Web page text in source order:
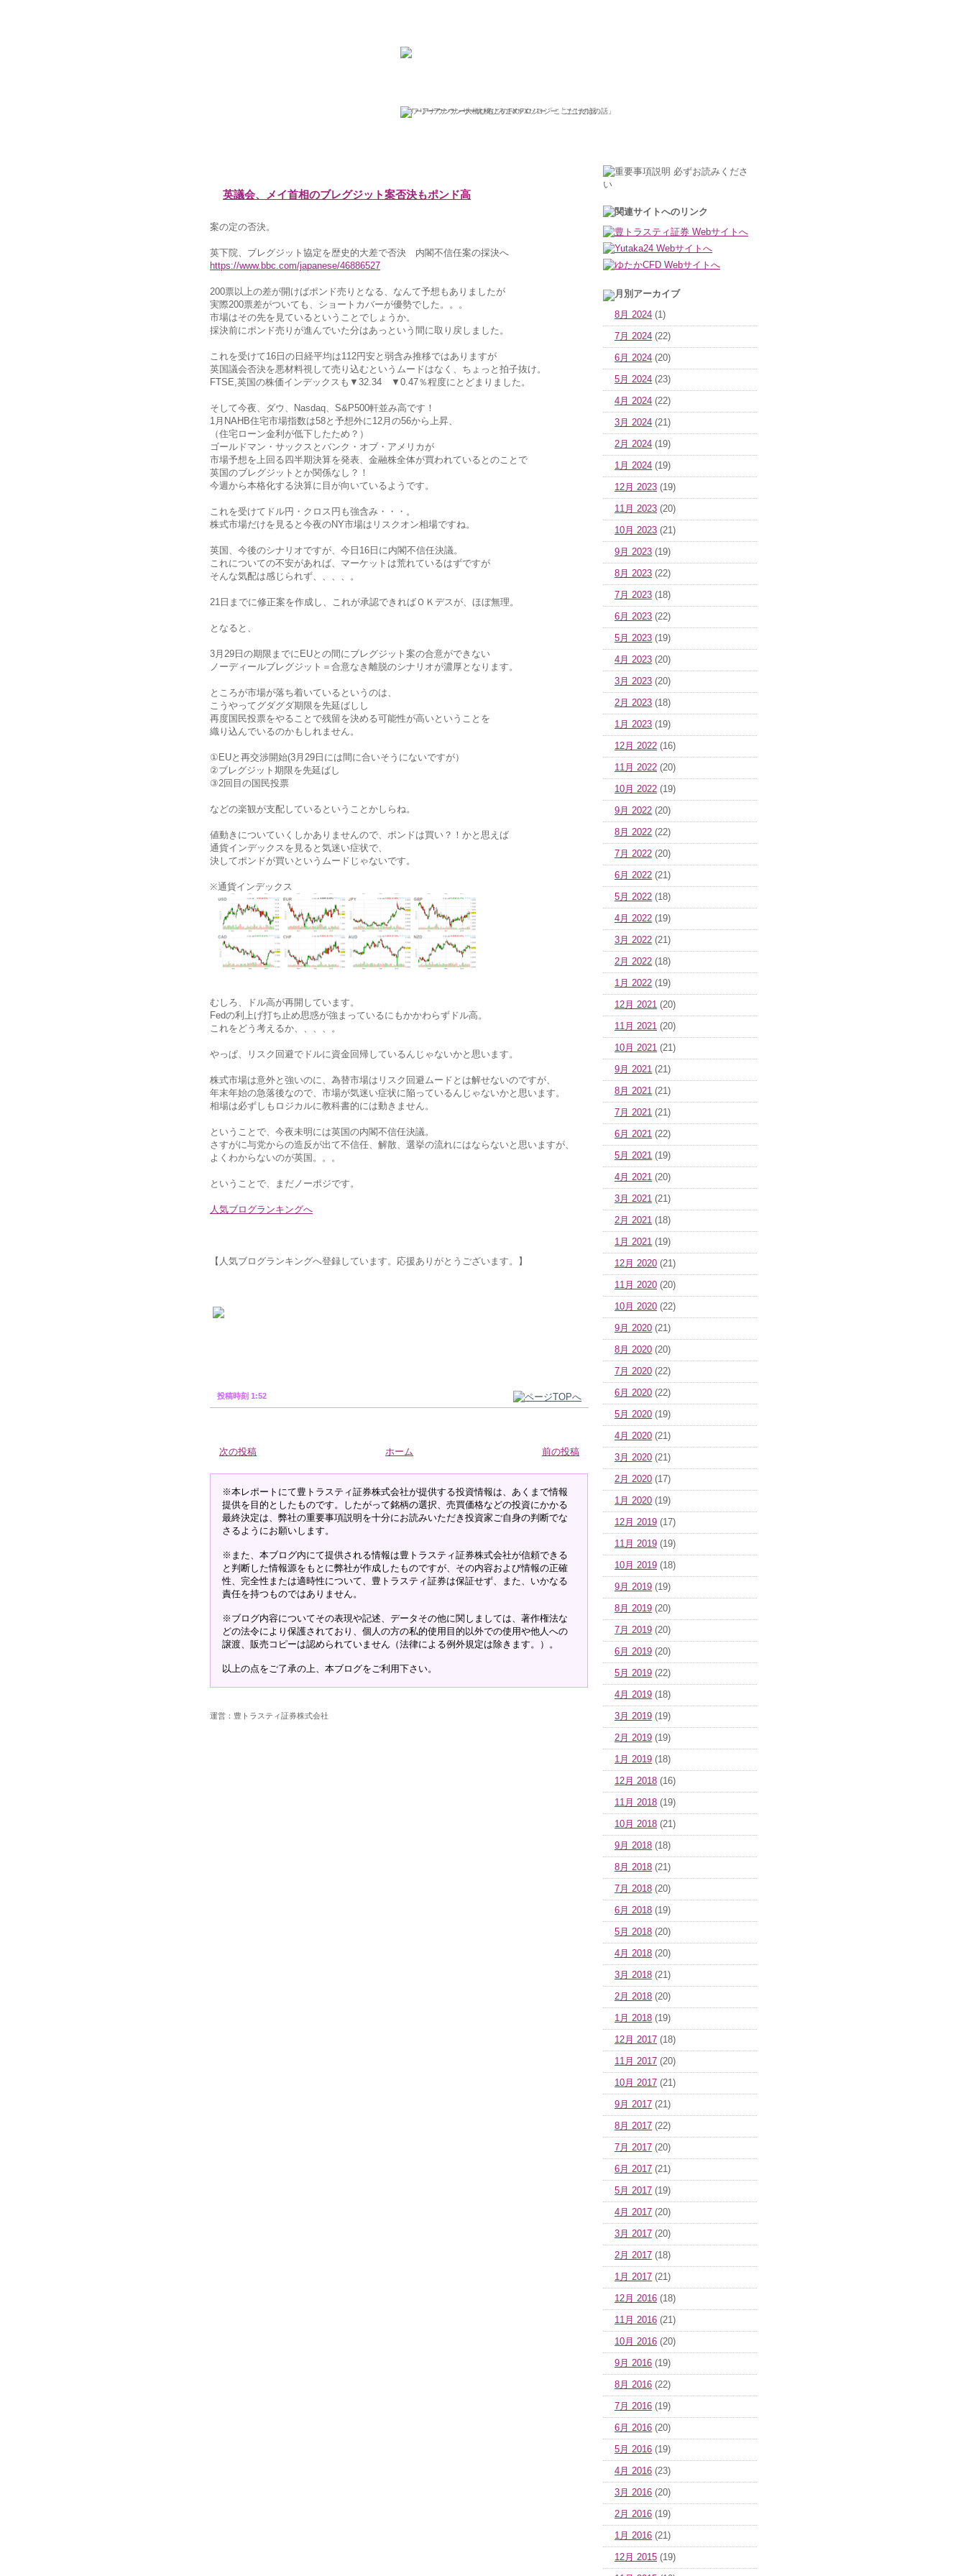
ひろこの“ボラタイル”な日々
フリーアナウンサー大橋ひろこのFXソロジー「ここだけの話」
英議会、メイ首相のブレグジット案否決もポンド高
案の定の否決。
英下院、ブレグジット協定を歴史的大差で否決 内閣不信任案の採決へ
https://www.bbc.com/japanese/46886527
200票以上の差が開けばポンド売りとなる、なんて予想もありましたが
実際200票差がついても、ショートカバーが優勢でした。。。
市場はその先を見ているということでしょうか。
採決前にポンド売りが進んでいた分はあっという間に取り戻しました。
これを受けて16日の日経平均は112円安と弱含み推移ではありますが
英国議会否決を悪材料視して売り込むというムードはなく、ちょっと拍子抜け。
FTSE,英国の株価インデックスも▼32.34 ▼0.47％程度にとどまりました。
そして今夜、ダウ、Nasdaq、S&P500軒並み高です！
1月NAHB住宅市場指数は58と予想外に12月の56から上昇、
（住宅ローン金利が低下したため？）
ゴールドマン・サックスとバンク・オブ・アメリカが
市場予想を上回る四半期決算を発表、金融株全体が買われているとのことで
英国のブレグジットとか関係なし？！
今週から本格化する決算に目が向いているようです。
これを受けてドル円・クロス円も強含み・・・。
株式市場だけを見ると今夜のNY市場はリスクオン相場ですね。
英国、今後のシナリオですが、今日16日に内閣不信任決議。
これについての不安があれば、マーケットは荒れているはずですが
そんな気配は感じられず、、、、。
21日までに修正案を作成し、これが承認できればＯＫデスが、ほぼ無理。
となると、
3月29日の期限までにEUとの間にブレグジット案の合意ができない
ノーディールブレグジット＝合意なき離脱のシナリオが濃厚となります。
ところが市場が落ち着いているというのは、
こうやってグダグダ期限を先延ばしし
再度国民投票をやることで残留を決める可能性が高いということを
織り込んでいるのかもしれません。
①EUと再交渉開始(3月29日には間に合いそうにないですが）
②ブレグジット期限を先延ばし
③2回目の国民投票
などの楽観が支配しているということかしらね。
値動きについていくしかありませんので、ポンドは買い？！かと思えば
通貨インデックスを見ると気迷い症状で、
決してポンドが買いというムードじゃないです。
※通貨インデックス
むしろ、ドル高が再開しています。
Fedの利上げ打ち止め思惑が強まっているにもかかわらずドル高。
これをどう考えるか、、、、。
やっぱ、リスク回避でドルに資金回帰しているんじゃないかと思います。
株式市場は意外と強いのに、為替市場はリスク回避ムードとは解せないのですが、
年末年始の急落後なので、市場が気迷い症状に陥っているんじゃないかと思います。
相場は必ずしもロジカルに教科書的には動きません。
ということで、今夜未明には英国の内閣不信任決議。
さすがに与党からの造反が出て不信任、解散、選挙の流れにはならないと思いますが、
よくわからないのが英国。。。
ということで、まだノーポジです。
人気ブログランキングへ
【人気ブログランキングへ登録しています。応援ありがとうございます。】
投稿時刻 1:52
次の投稿 前の投稿
ホーム
※本レポートにて豊トラスティ証券株式会社が提供する投資情報は、あくまで情報
提供を目的としたものです。したがって銘柄の選択、売買価格などの投資にかかる
最終決定は、弊社の重要事項説明を十分にお読みいただき投資家ご自身の判断でな
さるようにお願いします。
※また、本ブログ内にて提供される情報は豊トラスティ証券株式会社が信頼できる
と判断した情報源をもとに弊社が作成したものですが、その内容および情報の正確
性、完全性または適時性について、豊トラスティ証券は保証せず、また、いかなる
責任を持つものではありません。
※ブログ内容についてその表現や記述、データその他に関しましては、著作権法な
どの法令により保護されており、個人の方の私的使用目的以外での使用や他人への
譲渡、販売コピーは認められていません（法律による例外規定は除きます。）。
以上の点をご了承の上、本ブログをご利用下さい。
運営：豊トラスティ証券株式会社
8月 2024 (1)
7月 2024 (22)
6月 2024 (20)
5月 2024 (23)
4月 2024 (22)
3月 2024 (21)
2月 2024 (19)
1月 2024 (19)
12月 2023 (19)
11月 2023 (20)
10月 2023 (21)
9月 2023 (19)
8月 2023 (22)
7月 2023 (18)
6月 2023 (22)
5月 2023 (19)
4月 2023 (20)
3月 2023 (20)
2月 2023 (18)
1月 2023 (19)
12月 2022 (16)
11月 2022 (20)
10月 2022 (19)
9月 2022 (20)
8月 2022 (22)
7月 2022 (20)
6月 2022 (21)
5月 2022 (18)
4月 2022 (19)
3月 2022 (21)
2月 2022 (18)
1月 2022 (19)
12月 2021 (20)
11月 2021 (20)
10月 2021 (21)
9月 2021 (21)
8月 2021 (21)
7月 2021 (21)
6月 2021 (22)
5月 2021 (19)
4月 2021 (20)
3月 2021 (21)
2月 2021 (18)
1月 2021 (19)
12月 2020 (21)
11月 2020 (20)
10月 2020 (22)
9月 2020 (21)
8月 2020 (20)
7月 2020 (22)
6月 2020 (22)
5月 2020 (19)
4月 2020 (21)
3月 2020 (21)
2月 2020 (17)
1月 2020 (19)
12月 2019 (17)
11月 2019 (19)
10月 2019 (18)
9月 2019 (19)
8月 2019 (20)
7月 2019 (20)
6月 2019 (20)
5月 2019 (22)
4月 2019 (18)
3月 2019 (19)
2月 2019 (19)
1月 2019 (18)
12月 2018 (16)
11月 2018 (19)
10月 2018 (21)
9月 2018 (18)
8月 2018 (21)
7月 2018 (20)
6月 2018 (19)
5月 2018 (20)
4月 2018 (20)
3月 2018 (21)
2月 2018 (20)
1月 2018 (19)
12月 2017 (18)
11月 2017 (20)
10月 2017 (21)
9月 2017 (21)
8月 2017 (22)
7月 2017 (20)
6月 2017 (21)
5月 2017 (19)
4月 2017 (20)
3月 2017 (20)
2月 2017 (18)
1月 2017 (21)
12月 2016 (18)
11月 2016 (21)
10月 2016 (20)
9月 2016 (19)
8月 2016 (22)
7月 2016 (19)
6月 2016 (20)
5月 2016 (19)
4月 2016 (23)
3月 2016 (20)
2月 2016 (19)
1月 2016 (21)
12月 2015 (19)